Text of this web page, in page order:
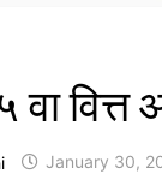
वा
January 30,